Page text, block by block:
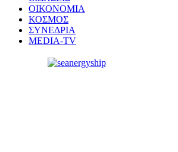
ΟΙΚΟΝΟΜΙΑ
ΚΟΣΜΟΣ
ΣΥΝΕΔΡΙΑ
MEDIA-TV